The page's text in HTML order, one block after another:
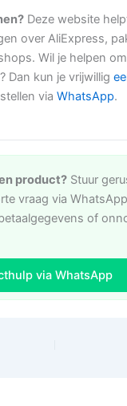
Deze website
over AliExpress,
Wil je helpen
Dan kun je vrijwillig
viaWhatsApp.
product? Stuur
vraag via
of
via WhatsApp